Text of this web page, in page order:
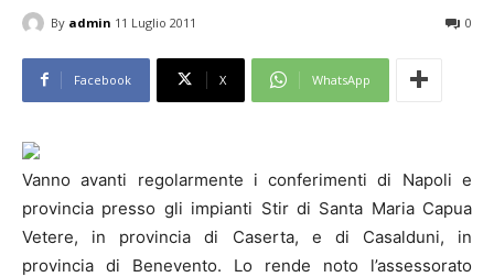
By admin 11 Luglio 2011 0
Facebook X WhatsApp
Vanno avanti regolarmente i conferimenti di Napoli e
provincia presso gli impianti Stir di Santa Maria Capua
Vetere, in provincia di Caserta, e di Casalduni, in
provincia di Benevento. Lo rende noto l’assessorato